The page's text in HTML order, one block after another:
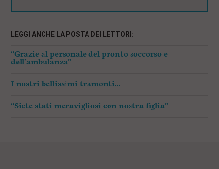
LEGGI ANCHE LA POSTA DEI LETTORI:
“Grazie al personale del pronto soccorso e
dell’ambulanza”
I nostri bellissimi tramonti…
“Siete stati meravigliosi con nostra figlia”